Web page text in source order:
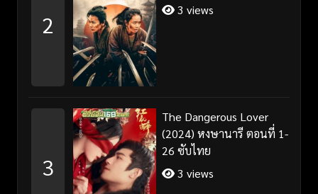
2
3 views
3
The Dangerous Lover
(2024) หงษานารี ตอนที่ 1-
26 ซับไทย
3 views